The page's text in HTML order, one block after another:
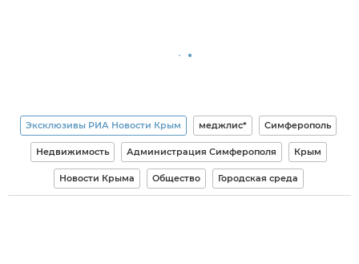
Эксклюзивы РИА Новости Крым меджлис* Симферополь
Недвижимость Администрация Симферополя Крым
Новости Крыма Общество Городская среда